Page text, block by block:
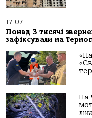
17:07
Понад 3 тисячі
зафіксували на
На